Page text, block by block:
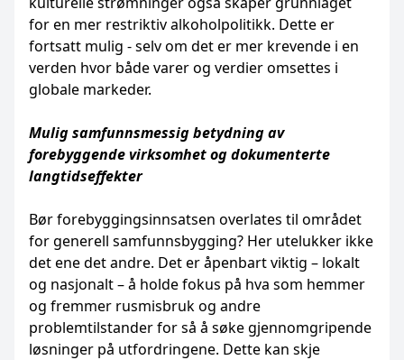
for en mer restriktiv alkoholpolitikk. Dette er
fortsatt mulig - selv om det er mer krevende i en
verden hvor både varer og verdier omsettes i
globale markeder.
Mulig samfunnsmessig betydning av
forebyggende virksomhet og dokumenterte
langtidseffekter
Bør forebyggingsinnsatsen overlates til området
for generell samfunnsbygging? Her utelukker ikke
det ene det andre. Det er åpenbart viktig – lokalt
og nasjonalt – å holde fokus på hva som hemmer
og fremmer rusmisbruk og andre
problemtilstander for så å søke gjennomgripende
løsninger på utfordringene. Dette kan skje